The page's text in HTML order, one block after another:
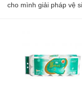
cho mình giải pháp vệ